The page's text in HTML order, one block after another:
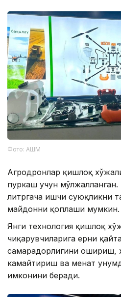
Фото: АШМ
Агродронлар қишлоқ
пуркаш учун
литргача ишчи суюқликни
майдонни қоплаши мумкин.
Янги технология қишлоқ
чиқарувчиларига ерни
самарадорлигини ошириш,
камайтириш ва меҳнат
имконини беради.